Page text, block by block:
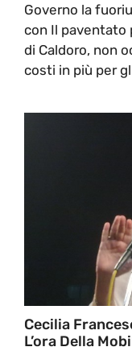
Governo la
con Il paventato
di Caldoro, non
costi in più per
Cecilia
L’ora Della